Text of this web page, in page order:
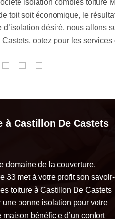
MM Rénovation toiture
de faire une isolation
de l’état de vos
à nous contacter pour nous
Castillon De Castets
domaine de la couverture,
33 met à votre profit son savoir-
toiture à Castillon De Castets
une bonne isolation pour votre
bénéficie d’un confort